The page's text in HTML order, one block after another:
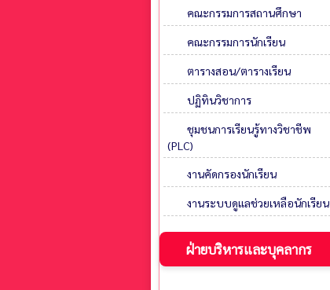
คณะกรรมการสถานศึกษา
คณะกรรมการนักเรียน
ตารางสอน/ตารางเรียน
ปฏิทินวิชาการ
ชุมชนการเรียนรู้ทางวิชาชีพ
(PLC)
งานคัดกรองนักเรียน
งานระบบดูแลช่วยเหลือนักเรียน
ฝ่ายบริหารและบุคลากร